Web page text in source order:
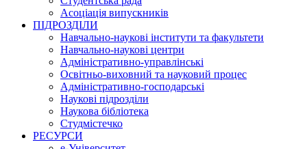
Асоціація випускників
ПІДРОЗДІЛИ
Навчально-наукові інститути та факультети
Навчально-наукові центри
Адміністративно-управлінські
Освітньо-виховний та науковий процес
Адміністративно-господарські
Наукові підрозділи
Наукова бібліотека
Студмістечко
РЕСУРСИ